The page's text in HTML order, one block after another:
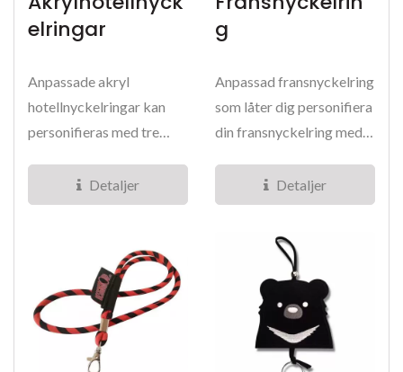
Elringar
Anpassade akryl
hotellnyckelringar kan
personifieras med tre
tryckmetoder för...
Detaljer
G
Anpassad fransnyckelring
som låter dig personifiera
din fransnyckelring med
Detaljer